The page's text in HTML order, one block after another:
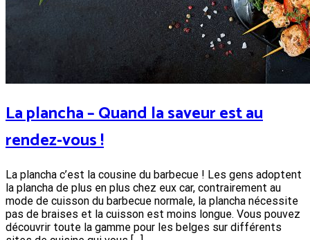
La plancha – Quand la saveur est au
rendez-vous !
La plancha c’est la cousine du barbecue ! Les gens adoptent
la plancha de plus en plus chez eux car, contrairement au
mode de cuisson du barbecue normale, la plancha nécessite
pas de braises et la cuisson est moins longue. Vous pouvez
découvrir toute la gamme pour les belges sur différents